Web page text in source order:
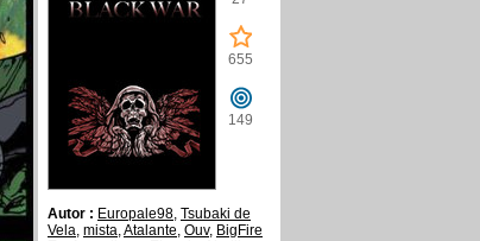
655
149
Autor : Europale98, Tsubaki de
Vela, mista,Atalante, Ouv, BigFire